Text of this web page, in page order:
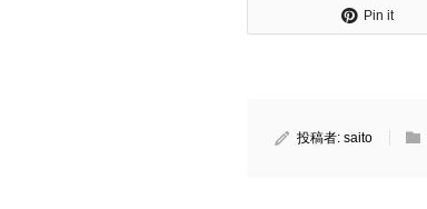
Pin it
投稿者: saito